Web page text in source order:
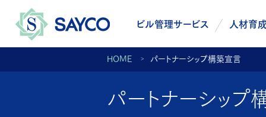
ビル管理サービス 人材育
HOME パートナーシップ構築宣言
パートナーシップ